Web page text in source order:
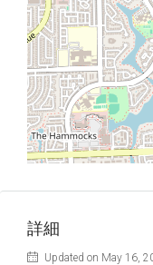
詳細
Updated on May 16,